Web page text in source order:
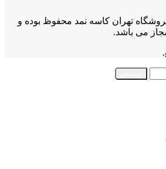
تهران کاسه نمد محفوظ بوده و
می باشد.
.